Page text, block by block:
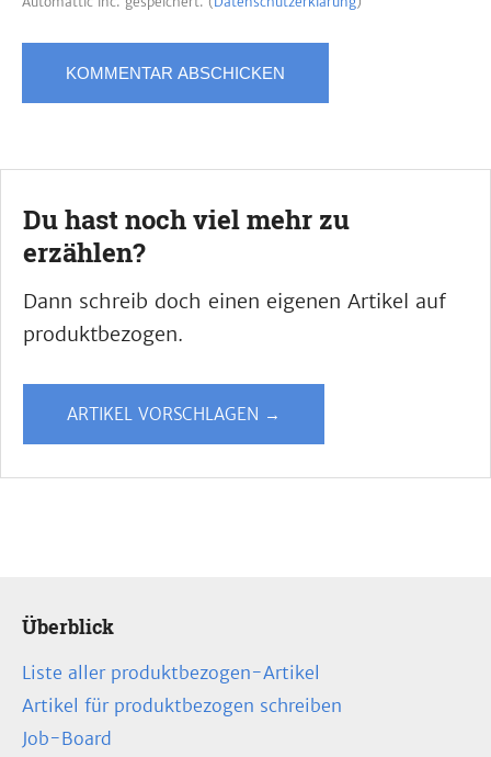
Du hast noch viel mehr zu
erzählen?
Dann schreib doch einen eigenen Artikel auf
produktbezogen.
ARTIKEL VORSCHLAGEN →
Überblick
Liste aller produktbezogen-Artikel
Artikel für produktbezogen schreiben
Job-Board